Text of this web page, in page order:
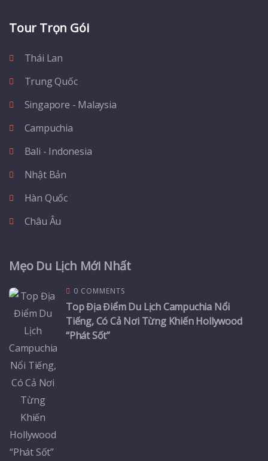
Tour Trọn Gói
Thái Lan
Trung Quốc
Singapore - Malaysia
Campuchia
Bali - Indonesia
Nhật Bản
Hàn Quốc
Châu Âu
Mẹo Du Lịch Mới Nhất
0 COMMENTS
Top Địa Điểm Du Lịch Campuchia Nổi
Tiếng, Có Cả Nơi Từng Khiến Hollywood
“Phát Sốt”